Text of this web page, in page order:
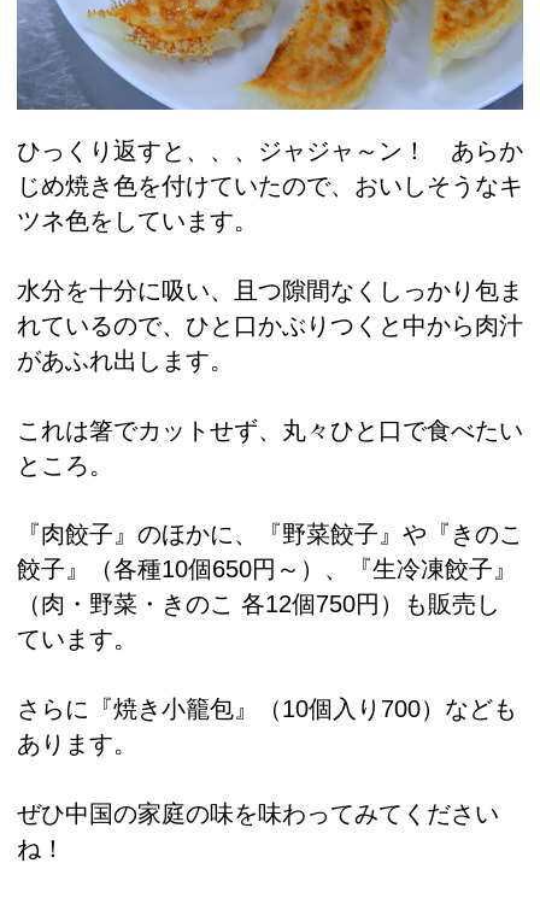
ひっくり返すと、、、ジャジャ～ン！ あらか
じめ焼き色を付けていたので、おいしそうなキ
ツネ色をしています。
水分を十分に吸い、且つ隙間なくしっかり包ま
れているので、ひと口かぶりつくと中から肉汁
があふれ出します。
これは箸でカットせず、丸々ひと口で食べたい
ところ。
『肉餃子』のほかに、『野菜餃子』や『きのこ
餃子』（各種10個650円～）、『生冷凍餃子』
（肉・野菜・きのこ 各12個750円）も販売し
ています。
さらに『焼き小籠包』（10個入り700）なども
あります。
ぜひ中国の家庭の味を味わってみてください
ね！